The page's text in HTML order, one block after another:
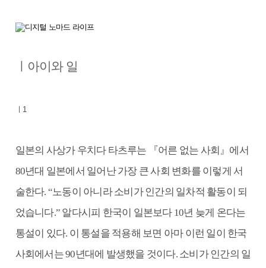
ㅣ아이와 일
ㅣ1
일본의 사상가 우치다 타츠루는 『어른 없는 사회』에서
80년대 일본에서 일어난 가장 큰 사회 변화를 이렇게 서
술한다. “노동이 아니라 소비가 인간의 일차적 활동이 되
었습니다.” 알다시피 한국이 일본보다 10년 늦게 온다는
통설이 있다. 이 통설을 적용해 보면 아마 이런 일이 한국
사회에서는 90년대에 발생했을 것이다. 소비가 인간의 일